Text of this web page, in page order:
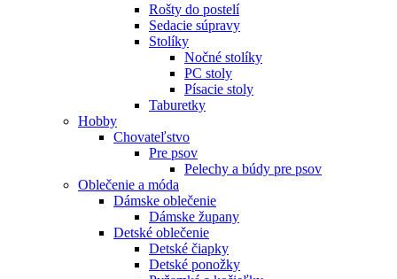
Rošty do postelí
Sedacie súpravy
Stolíky
Nočné stolíky
PC stoly
Písacie stoly
Taburetky
Hobby
Chovateľstvo
Pre psov
Pelechy a búdy pre psov
Oblečenie a móda
Dámske oblečenie
Dámske župany
Detské oblečenie
Detské čiapky
Detské ponožky